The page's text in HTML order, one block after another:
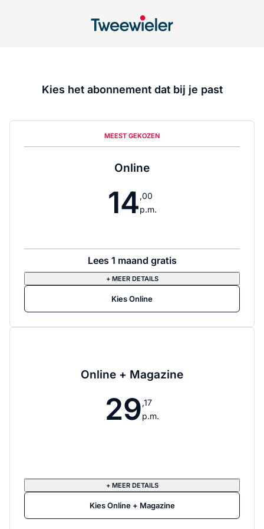
Kies het abonnement dat bij je past
MEEST GEKOZEN
Online
14,00
p.m.
Lees 1 maand gratis
+ MEER DETAILS
Kies Online
Online + Magazine
29,17
p.m.
+ MEER DETAILS
Kies Online + Magazine